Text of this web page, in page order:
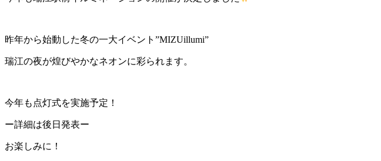
昨年から始動した冬の一大イベント”MIZUillumi”
瑞江の夜が煌びやかなネオンに彩られます。
今年も点灯式を実施予定！
ー詳細は後日発表ー
お楽しみに！